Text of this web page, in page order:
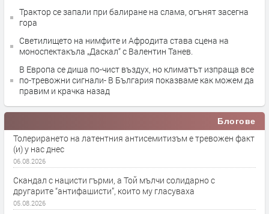
Трактор се запали при балиране на слама, огънят засегна
гора
Светилището на нимфите и Афродита става сцена на
моноспектакъла „Даскал“ с Валентин Танев.
В Европа се диша по-чист въздух, но климатът изпраща все
по-тревожни сигнали- В България показваме как можем да
правим и крачка назад
Блогове
Толерирането на латентния антисемитизъм е тревожен факт
(и) у нас днес
06.08.2026
Скандал с нацисти гърми, а Той мълчи солидарно с
другарите “антифашисти”, които му гласуваха
05.08.2026